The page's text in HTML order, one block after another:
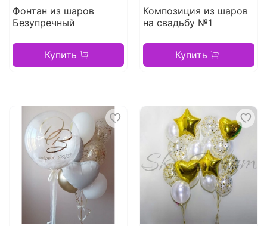
Фонтан из шаров
Безупречный
Купить
Композиция из шаров
на свадьбу №1
Купить